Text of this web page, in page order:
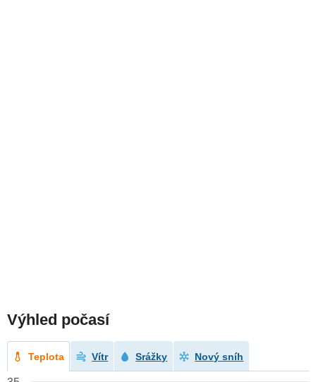
Výhled počasí
Teplota Vítr Srážky Nový sníh